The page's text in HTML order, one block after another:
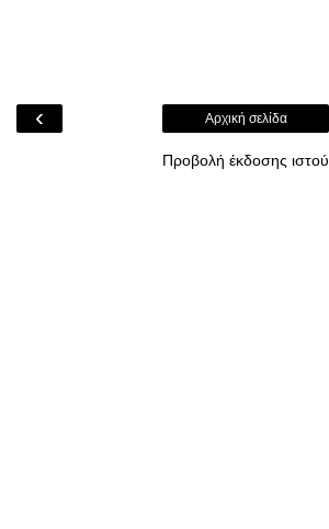
‹ Αρχική σελίδα
Προβολή έκδοσης ιστού